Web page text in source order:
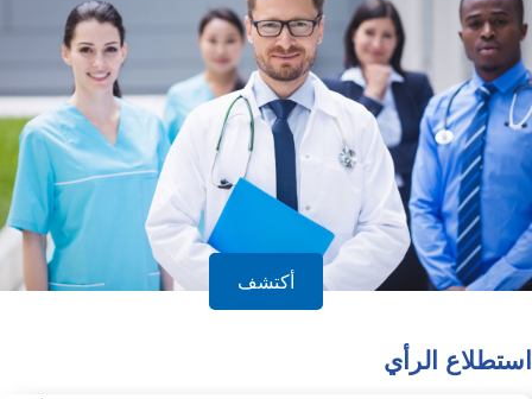
أكتشف
استطلاع الرأي